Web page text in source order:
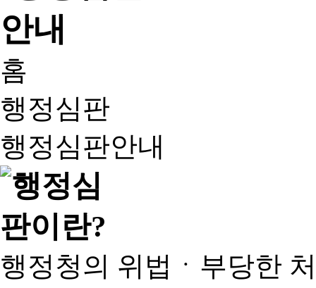
홈
행정심판
행정심판안내
행정청의 위법ㆍ부당한